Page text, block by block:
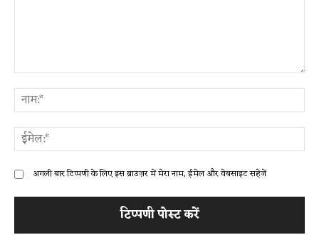
अगली बार टिप्पणी के लिए इस ब्राउज़र में मेरा नाम, ईमेल और वेबसाइट सहेजें